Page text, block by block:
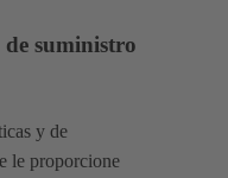
suministro
y de
le proporcione